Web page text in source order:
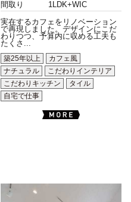
間取り
1LDK+WIC
実在するカフェをリノベーション
で再現しました。デザインにこだ
わりつつ、予算内に収める工夫も
たくさ...
築25年以上
カフェ風
ナチュラル
こだわりインテリア
こだわりキッチン
タイル
自宅で仕事